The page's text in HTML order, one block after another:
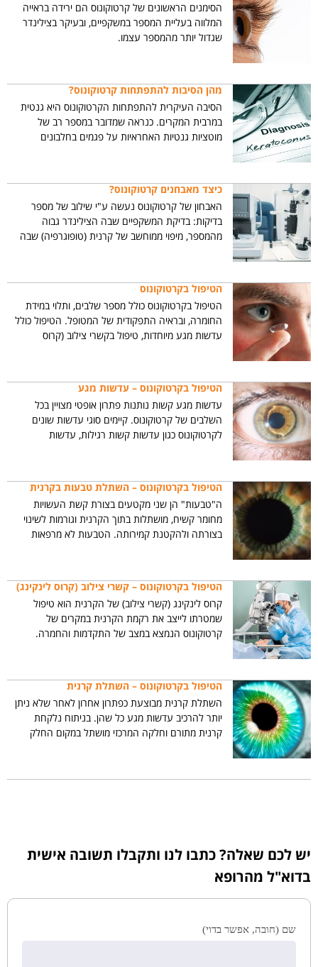
הסימנים הראשונים של קרטוקונוס הם ירידה בראייה
המלווה בעליית המספר במשקפיים, ובעיקר בצילינדר
שגדול יותר מהמספר עצמו.
מהן הסיבות להתפתחות קרטוקונוס?
הסיבה העיקרית להתפתחות הקרטוקונוס היא גנטית
במרבית המקרים. כנראה שמדובר במספר רב של
מוטציות גנטיות האחראיות על פגמים בחלבונים
מהמקרים הקרטוקונוס נרכש על רקע שפשוף כרוני
של העין, בעיקר במחלות אלרגיות של העין בילדים כגון
דלקת אביבית.
כיצד מאבחנים קרטוקונוס?
האבחון של קרטוקונוס נעשה ע"י שילוב של מספר
בדיקות: בדיקת המשקפיים שבה הצילינדר גבוה
מהמספר, מיפוי ממוחשב של קרנית (טופוגרפיה) שבה
דקה.
הטיפול בקרטוקונוס
הטיפול בקרטוקונוס כולל מספר שלבים, ותלוי במידת
החומרה, ובראיה התפקודית של המטופל. הטיפול כולל
עדשות מגע מיוחדות, טיפול בקשרי צילוב (קרוס
הטיפול בקרטוקונוס – עדשות מגע
עדשות מגע קשות נותנות פתרון אופטי מצויין בכל
השלבים של קרטוקונוס. קיימים סוגי עדשות שונים
לקרטוקונוס כגון עדשות קשות רגילות, עדשות
הטיפול בקרטוקונוס – השתלת טבעות בקרנית
ה"טבעות" הן שני מקטעים בצורת קשת העשויות
מחומר קשיח, מושתלות בתוך הקרנית וגורמות לשינוי
בצורתה ולהקטנת קמירותה. הטבעות לא מרפאות
הטיפול בקרטוקונוס – קשרי צילוב (קרוס לינקינג)
קרוס לינקינג (קשרי צילוב) של הקרנית הוא טיפול
שמטרתו לייצב את רקמת הקרנית במקרים של
קרטוקונוס הנמצא במצב של התקדמות והחמרה.
שילוב זה גורם ליצירת קשרים פנימיים בין מולקולות
הקולגן המרכיבות את הקרנית. קשרים אלו תורמים
להקשחת הקרנית ולמניעת ההתקמרות הגוברת שלה,
ולעצירת הקרטוקונוס.
הטיפול בקרטוקונוס – השתלת קרנית
השתלת קרנית מבוצעת כפתרון אחרון לאחר שלא ניתן
יותר להרכיב עדשות מגע כל שהן. בניתוח נלקחת
קרנית מתורם וחלקה המרכזי מושתל במקום החלק
יש לכם שאלה? כתבו לנו ותקבלו תשובה אישית
בדוא"ל מהרופא
שם (חובה, אפשר בדוי)